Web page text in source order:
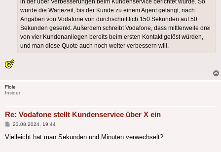
in der über Verbesserungen beim Kundenservice berichtet wurde. So
wurde die Wartezeit, bis der Kunde zu einem Agent gelangt, nach
Angaben von Vodafone von durchschnittlich 150 Sekunden auf 50
Sekunden gesenkt. Außerdem schreibt Vodafone, dass mittlerweile drei
von vier Kundenanliegen bereits beim ersten Kontakt gelöst würden,
und man diese Quote auch noch weiter verbessern will.
Flole
Insider
Re: Vodafone stellt Kundenservice über X ein
Beitrag
23.08.2024, 19:44
Vielleicht hat man Sekunden und Minuten verwechselt?